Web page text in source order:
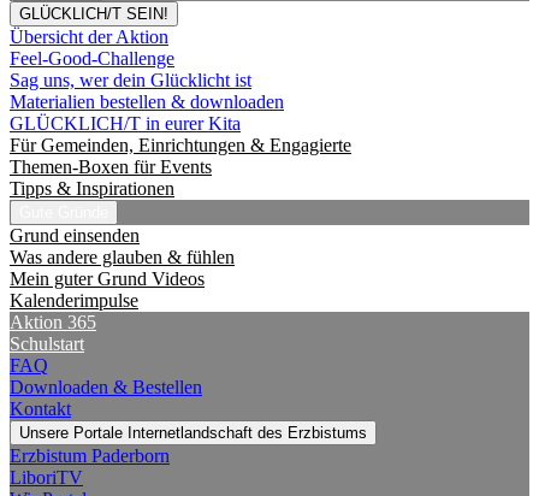
GLÜCKLICH/T SEIN!
Übersicht der Aktion
Feel-Good-Challenge
Sag uns, wer dein Glücklicht ist
Materialien bestellen & downloaden
GLÜCKLICH/T in eurer Kita
Für Gemeinden, Einrichtungen & Engagierte
Themen-Boxen für Events
Tipps & Inspirationen
Grund einsenden
Was andere glauben & fühlen
Mein guter Grund Videos
Kalenderimpulse
Aktion 365
Schulstart
FAQ
Downloaden & Bestellen
Kontakt
Unsere Portale Internetlandschaft des Erzbistums
Erzbistum Paderborn
LiboriTV